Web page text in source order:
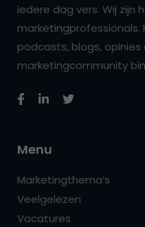
iedere dag vers. Wij zijn
marketingprofessionals.
podcasts, blogs,
marketingcommunity
Menu
Marketingthema’s
Veelgelezen
Vacatures